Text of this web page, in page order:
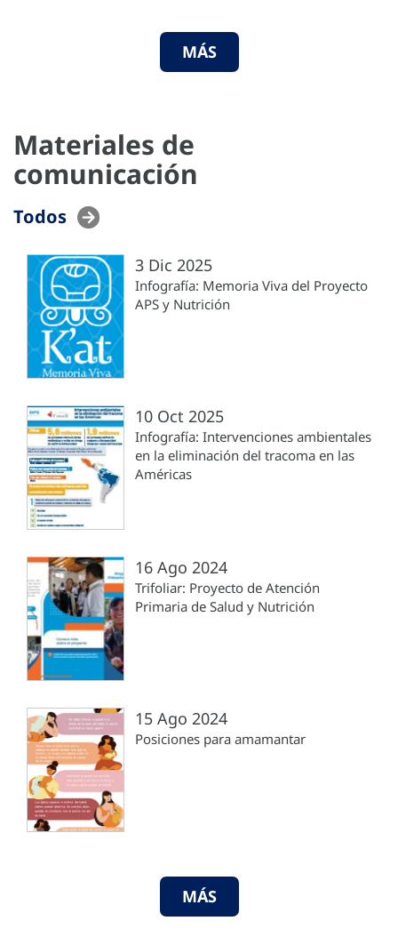
MÁS
Materiales de
comunicación
Todos
3 Dic 2025
Infografía: Memoria Viva del Proyecto
APS y Nutrición
10 Oct 2025
Infografía: Intervenciones ambientales
en la eliminación del tracoma en las
Américas
16 Ago 2024
Trifoliar: Proyecto de Atención
Primaria de Salud y Nutrición
15 Ago 2024
Posiciones para amamantar
MÁS